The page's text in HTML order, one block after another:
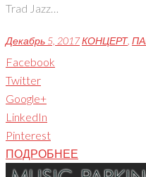
Trad Jazz…
Декабрь 5, 2017КОНЦЕРТ,
Facebook
Twitter
Google+
LinkedIn
Pinterest
ПОДРОБНЕЕ